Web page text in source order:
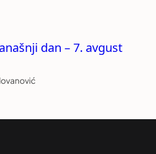
dan – 7. avgust